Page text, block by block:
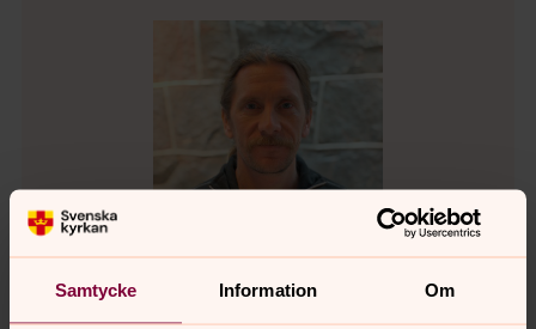
Samtycke Information Om